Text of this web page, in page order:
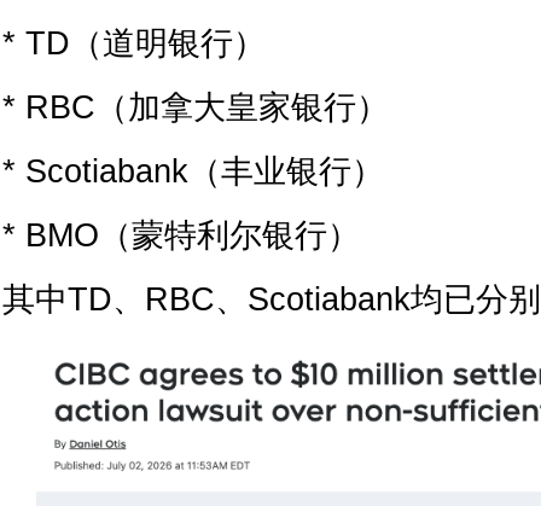
* TD（道明银行）
* RBC（加拿大皇家银行）
* Scotiabank（丰业银行）
* BMO（蒙特利尔银行）
其中TD、RBC、Scotiabank均已分